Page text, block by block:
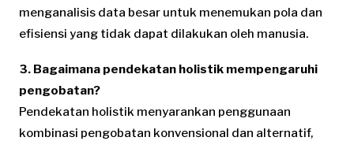
menganalisis data besar untuk menemukan pola dan
efisiensi yang tidak dapat dilakukan oleh manusia.
3. Bagaimana pendekatan holistik mempengaruhi
pengobatan?
Pendekatan holistik menyarankan penggunaan
kombinasi pengobatan konvensional dan alternatif,